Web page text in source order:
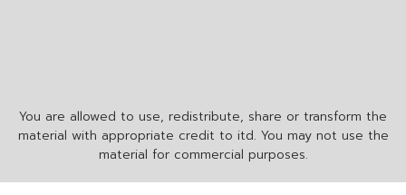
You are allowed to use, redistribute, share or transform the
material with appropriate credit to itd. You may not use the
material for commercial purposes.